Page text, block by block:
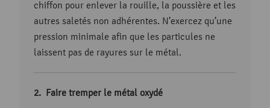
chiffon pour enlever la rouille, la poussière et les
autres saletés non adhérentes. N’exercez qu’une
pression minimale afin que les particules ne
laissent pas de rayures sur le métal.
Faire tremper le métal oxydé